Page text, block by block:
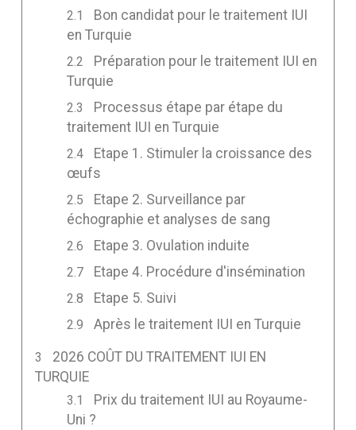
Bon candidat pour le traitement IUI
en Turquie
Préparation pour le traitement IUI en
Turquie
Processus étape par étape du
traitement IUI en Turquie
Etape 1. Stimuler la croissance des
œufs
Etape 2. Surveillance par
échographie et analyses de sang
Etape 3. Ovulation induite
Etape 4. Procédure d'insémination
Etape 5. Suivi
Après le traitement IUI en Turquie
2026 COÛT DU TRAITEMENT IUI EN
TURQUIE
Prix du traitement IUI au Royaume-
Uni ?